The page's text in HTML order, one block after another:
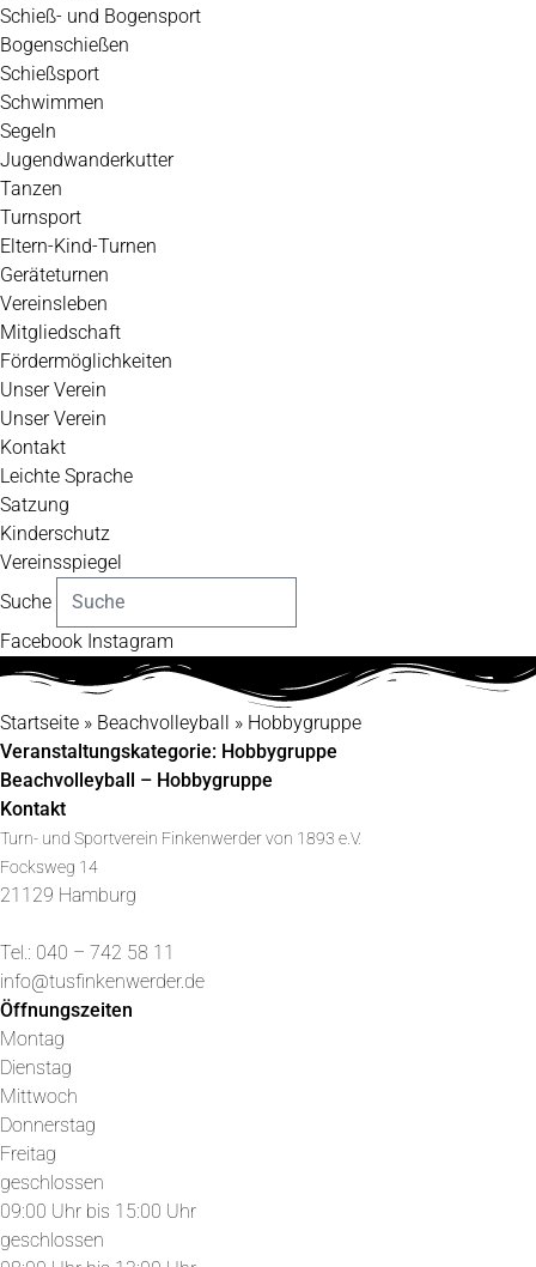
Schieß- und Bogensport
Bogenschießen
Schießsport
Schwimmen
Segeln
Jugendwanderkutter
Tanzen
Turnsport
Eltern-Kind-Turnen
Geräteturnen
Vereinsleben
Mitgliedschaft
Fördermöglichkeiten
Unser Verein
Unser Verein
Kontakt
Leichte Sprache
Satzung
Kinderschutz
Vereinsspiegel
Suche
Facebook Instagram
Startseite » Beachvolleyball » Hobbygruppe
Veranstaltungskategorie: Hobbygruppe
Beachvolleyball – Hobbygruppe
Kontakt
Turn- und Sportverein Finkenwerder von 1893 e.V.
Focksweg 14
21129 Hamburg
Tel.: 040 – 742 58 11
info@tusfinkenwerder.de
Öffnungszeiten
Montag
Dienstag
Mittwoch
Donnerstag
Freitag
geschlossen
09:00 Uhr bis 15:00 Uhr
geschlossen